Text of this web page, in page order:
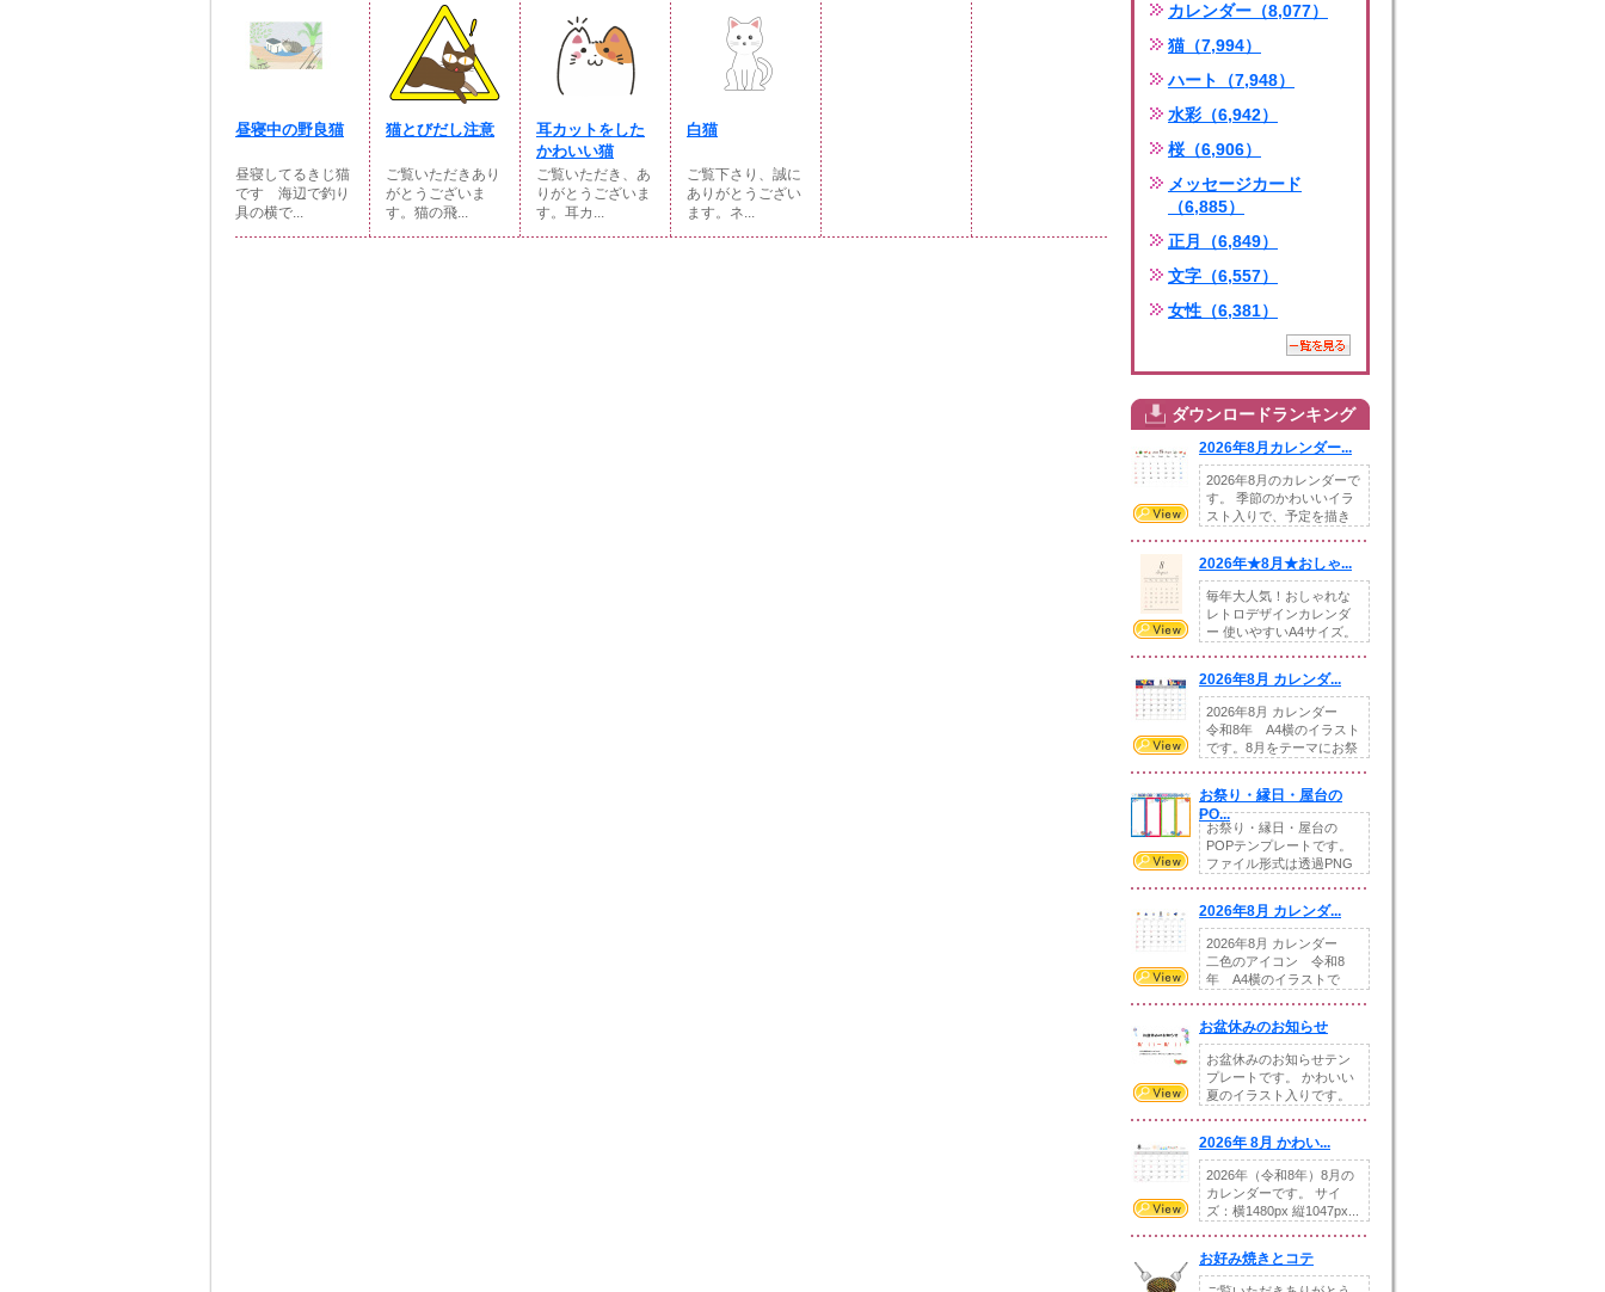
昼寝中の野良猫
昼寝してるきじ猫
です 海辺で釣り
具の横で...
猫とびだし注意
ご覧いただきあり
がとうございま
す。猫の飛...
耳カットをした
かわいい猫
ご覧いただき、あ
りがとうございま
す。耳カ...
白猫
ご覧下さり、誠に
ありがとうござい
ます。ネ...
カレンダー（8,077）
猫（7,994）
ハート（7,948）
水彩（6,942）
桜（6,906）
メッセージカード
（6,885）
正月（6,849）
文字（6,557）
女性（6,381）
ダウンロードランキング
2026年8月カレンダー...
2026年8月のカレンダーで
す。 季節のかわいいイラ
スト入りで、予定を描き
2026年★8月★おしゃ...
毎年大人気！おしゃれな
レトロデザインカレンダ
ー 使いやすいA4サイズ。
2026年8月 カレンダ...
2026年8月 カレンダー
令和8年 A4横のイラスト
です。8月をテーマにお祭
お祭り・縁日・屋台の
PO...
お祭り・縁日・屋台の
POPテンプレートです。
ファイル形式は透過PNG
2026年8月 カレンダ...
2026年8月 カレンダー
二色のアイコン 令和8
年 A4横のイラストで
お盆休みのお知らせ
お盆休みのお知らせテン
プレートです。 かわいい
夏のイラスト入りです。
2026年 8月 かわい...
2026年（令和8年）8月の
カレンダーです。 サイ
ズ：横1480px 縦1047px...
お好み焼きとコテ